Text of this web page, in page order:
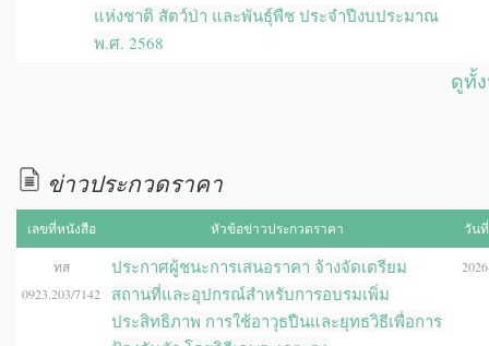
แห่งชาติ สัตว์ป่า และพันธุ์พืช ประจำปีงบประมาณ
พ.ศ. 2568
ดูทั้
ข่าวประกวดราคา
เลขที่หนังสือ หัวข้อข่าวประกวดราคา วัน
ทส
0923.203/7142
ประกาศผู้ชนะการเสนอราคา จ้างจัดเตรียม
สถานที่และอุปกรณ์สำหรับการอบรมเพิ่ม
ประสิทธิภาพ การใช้อาวุธปืนและยุทธวิธีเพื่อการ